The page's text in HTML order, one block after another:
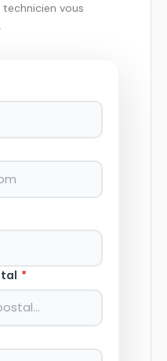
vous
*